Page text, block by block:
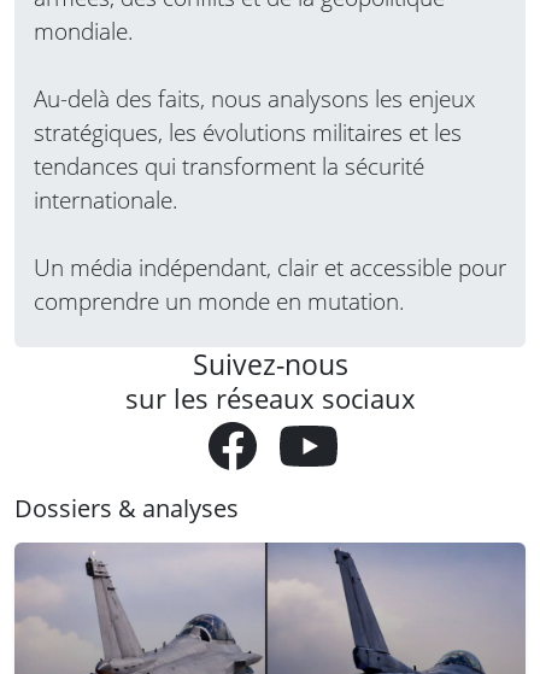
mondiale.
Au-delà des faits, nous analysons les enjeux
stratégiques, les évolutions militaires et les
tendances qui transforment la sécurité
internationale.
Un média indépendant, clair et accessible pour
comprendre un monde en mutation.
Suivez-nous
sur les réseaux sociaux
Dossiers & analyses